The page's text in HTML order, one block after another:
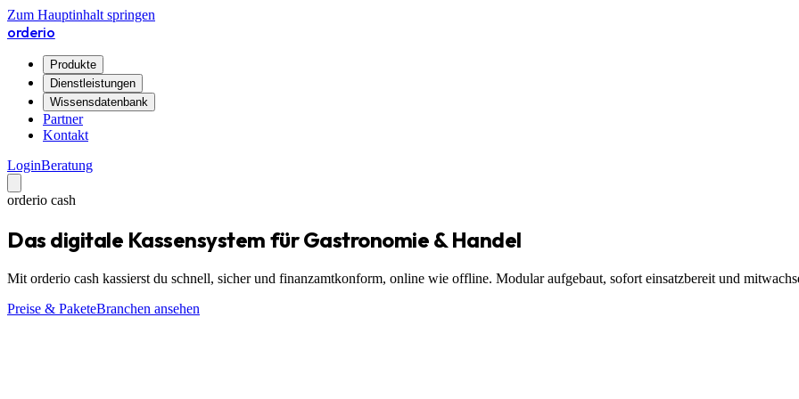
Zum Hauptinhalt springen
orderio
Produkte
Dienstleistungen
Wissensdatenbank
Partner
Kontakt
LoginBeratung
orderio cash
Das digitale Kassensystem für Gastronomie & Handel
Mit orderio cash kassierst du schnell, sicher und finanzamtkonform, online wie offline. Modular aufgebaut, sofort einsatzbereit und
Preise & PaketeBranchen ansehen